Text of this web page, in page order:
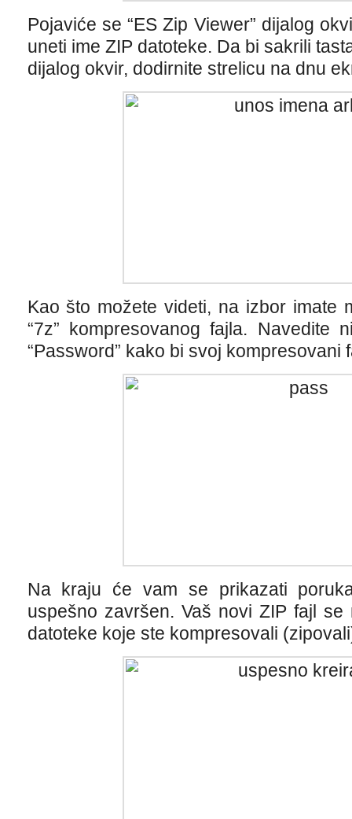
Pojaviće se “ES Zip Viewer” dijalog
uneti ime ZIP datoteke. Da bi sakrili
dijalog okvir, dodirnite strelicu na dnu
Kao što možete videti, na izbor imate
“7z” kompresovanog fajla. Navedite
“Password” kako bi svoj kompresovani
Na kraju će vam se prikazati
uspešno završen. Vaš novi ZIP fajl
datoteke koje ste kompresovali